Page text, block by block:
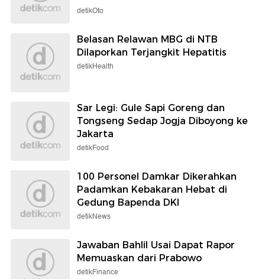
detikOto
Belasan Relawan MBG di NTB
Dilaporkan Terjangkit Hepatitis
detikHealth
Sar Legi: Gule Sapi Goreng dan
Tongseng Sedap Jogja Diboyong ke
Jakarta
detikFood
100 Personel Damkar Dikerahkan
Padamkan Kebakaran Hebat di
Gedung Bapenda DKI
detikNews
Jawaban Bahlil Usai Dapat Rapor
Memuaskan dari Prabowo
detikFinance